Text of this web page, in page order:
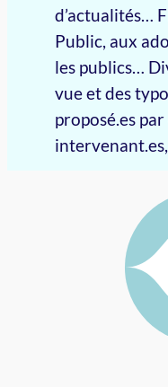
d’actualités…
Public, aux
les publics…
vue et des
proposé.es